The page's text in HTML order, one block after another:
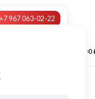
+7 967 063-02-22
0,00